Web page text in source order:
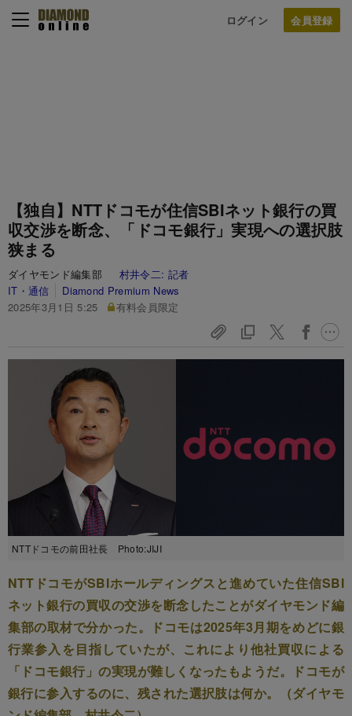
ログイン
【独自】NTTドコモが住信SBIネット銀行の買
収交渉を断念、「ドコモ銀行」実現への選択肢
狭まる
ダイヤモンド編集部 村井令二: 記者
IT・通信
Diamond Premium News
2025年3月1日 5:25
有料会員限定
NTTドコモの前田社長 Photo:JIJI
NTTドコモがSBIホールディングスと進めていた住信SBI
ネット銀行の買収の交渉を断念したことがダイヤモンド編
集部の取材で分かった。ドコモは2025年3月期をめどに銀
行業参入を目指していたが、これにより他社買収による
「ドコモ銀行」の実現が難しくなったもようだ。ドコモが
銀行に参入するのに、残された選択肢は何か。（ダイヤモ